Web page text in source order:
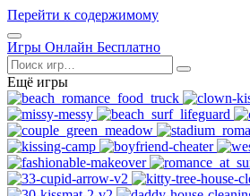
Перейти к содержимому
Открыть
меню
Игры Онлайн Бесплатно
Поиск
Ещё игры